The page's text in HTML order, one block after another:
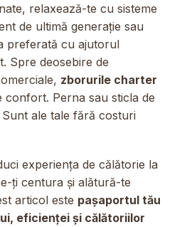
relaxează-te cu sisteme
de ultimă generație sau
preferată cu ajutorul
Spre deosebire de
zborurile charter
confort. Perna sau sticla de
ale tale fără costuri
experiența de călătorie la
ți centura și alătură-te
articol este pașaportul tău
eficienței și călătoriilor